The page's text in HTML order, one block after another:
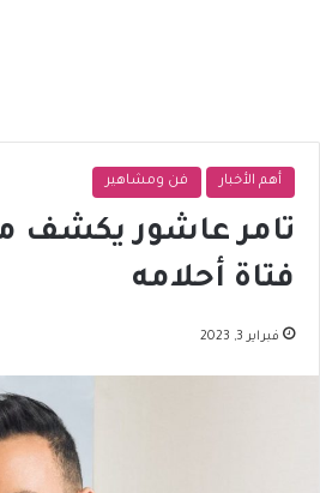
أهم الأخبار فن ومشاهير
تامر عاشور يكشف
فتاة أحلامه
فبراير 3, 2023